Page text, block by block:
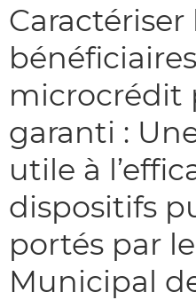
microcrédit
garanti :
utile à
dispositifs
portés par
Municipal